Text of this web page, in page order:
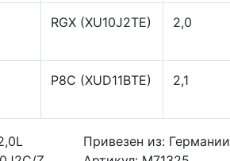
RGX (XU10J2TE) 2,0
P8C (XUD11BTE) 2,1
Привезен из: Германии